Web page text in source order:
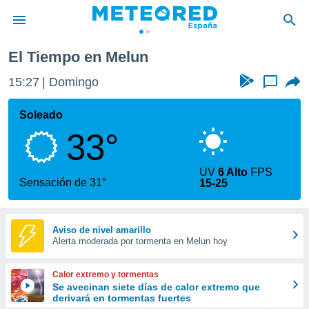
de
por
que se
calidad.
a este
las
y
forma
digital
basada
El Tiempo en Melun
15:27 Domingo ...
Soleado
33°
Sensación de 31°
UV6 Alto FPS
15-25
Aviso de nivel amarillo
Alerta moderada por tormenta en Melun hoy
Calor extremo y tormentas
Se avecinan siete días de calor extremo que
derivará en tormentas fuertes